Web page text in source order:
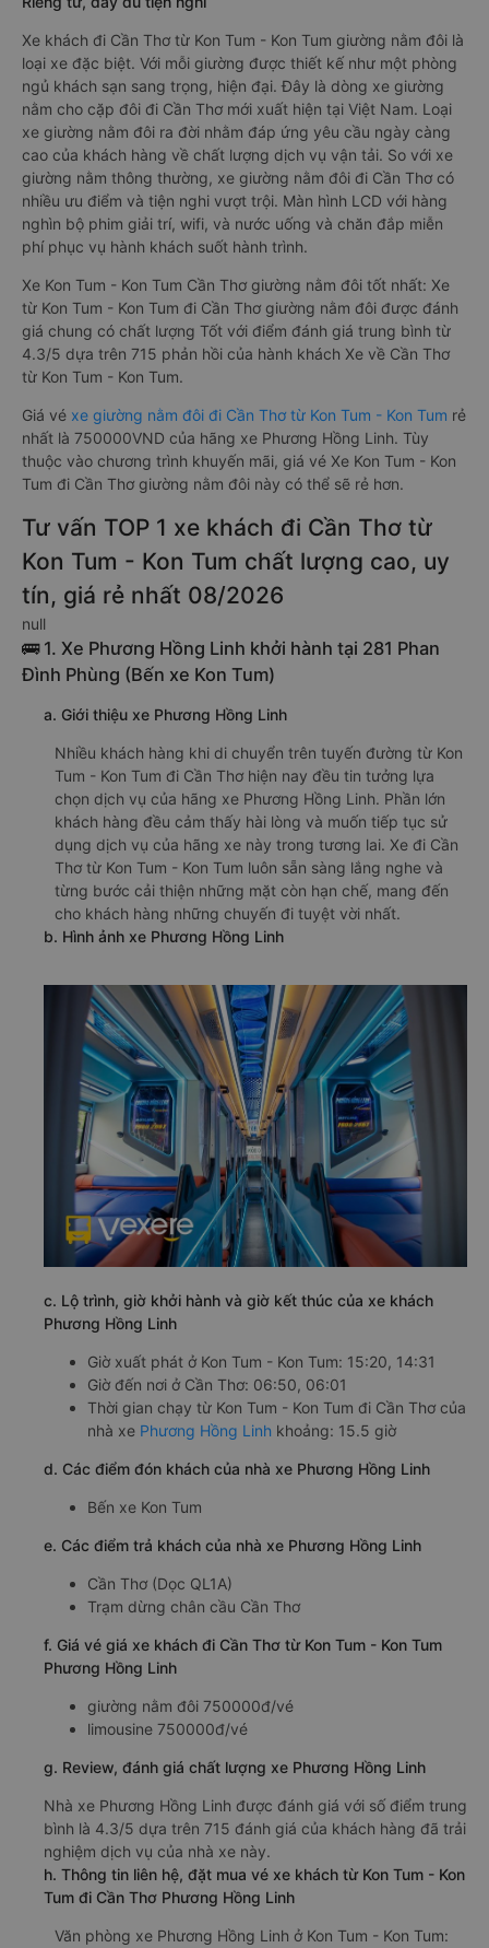
Xe khách đi Cần Thơ từ Kon Tum - Kon Tum giường nằm đôi là
loại xe đặc biệt. Với mỗi giường được thiết kế như một phòng
ngủ khách sạn sang trọng, hiện đại. Đây là dòng xe giường
nằm cho cặp đôi đi Cần Thơ mới xuất hiện tại Việt Nam. Loại
xe giường nằm đôi ra đời nhằm đáp ứng yêu cầu ngày càng
cao của khách hàng về chất lượng dịch vụ vận tải. So với xe
giường nằm thông thường, xe giường nằm đôi đi Cần Thơ có
nhiều ưu điểm và tiện nghi vượt trội. Màn hình LCD với hàng
nghìn bộ phim giải trí, wifi, và nước uống và chăn đắp miễn
phí phục vụ hành khách suốt hành trình.
Xe Kon Tum - Kon Tum Cần Thơ giường nằm đôi tốt nhất: Xe
từ Kon Tum - Kon Tum đi Cần Thơ giường nằm đôi được đánh
giá chung có chất lượng Tốt với điểm đánh giá trung bình từ
4.3/5 dựa trên 715 phản hồi của hành khách Xe về Cần Thơ
từ Kon Tum - Kon Tum.
Giá vé xe giường nằm đôi đi Cần Thơ từ Kon Tum - Kon Tum rẻ
nhất là 750000VND của hãng xe Phương Hồng Linh. Tùy
thuộc vào chương trình khuyến mãi, giá vé Xe Kon Tum - Kon
Tum đi Cần Thơ giường nằm đôi này có thể sẽ rẻ hơn.
Tư vấn TOP 1 xe khách đi Cần Thơ từ
Kon Tum - Kon Tum chất lượng cao, uy
tín, giá rẻ nhất 08/2026
null
🚌 1. Xe Phương Hồng Linh khởi hành tại 281 Phan
Đình Phùng (Bến xe Kon Tum)
a. Giới thiệu xe Phương Hồng Linh
Nhiều khách hàng khi di chuyển trên tuyến đường từ Kon
Tum - Kon Tum đi Cần Thơ hiện nay đều tin tưởng lựa
chọn dịch vụ của hãng xe Phương Hồng Linh. Phần lớn
khách hàng đều cảm thấy hài lòng và muốn tiếp tục sử
dụng dịch vụ của hãng xe này trong tương lai. Xe đi Cần
Thơ từ Kon Tum - Kon Tum luôn sẵn sàng lắng nghe và
từng bước cải thiện những mặt còn hạn chế, mang đến
cho khách hàng những chuyến đi tuyệt vời nhất.
b. Hình ảnh xe Phương Hồng Linh
c. Lộ trình, giờ khởi hành và giờ kết thúc của xe khách
Phương Hồng Linh
Giờ xuất phát ở Kon Tum - Kon Tum: 15:20, 14:31
Giờ đến nơi ở Cần Thơ: 06:50, 06:01
Thời gian chạy từ Kon Tum - Kon Tum đi Cần Thơ của
nhà xe Phương Hồng Linh khoảng: 15.5 giờ
d. Các điểm đón khách của nhà xe Phương Hồng Linh
Bến xe Kon Tum
e. Các điểm trả khách của nhà xe Phương Hồng Linh
Cần Thơ (Dọc QL1A)
Trạm dừng chân cầu Cần Thơ
f. Giá vé giá xe khách đi Cần Thơ từ Kon Tum - Kon Tum
Phương Hồng Linh
giường nằm đôi 750000đ/vé
limousine 750000đ/vé
g. Review, đánh giá chất lượng xe Phương Hồng Linh
Nhà xe Phương Hồng Linh được đánh giá với số điểm trung
bình là 4.3/5 dựa trên 715 đánh giá của khách hàng đã trải
nghiệm dịch vụ của nhà xe này.
h. Thông tin liên hệ, đặt mua vé xe khách từ Kon Tum - Kon
Tum đi Cần Thơ Phương Hồng Linh
Văn phòng xe Phương Hồng Linh ở Kon Tum - Kon Tum: